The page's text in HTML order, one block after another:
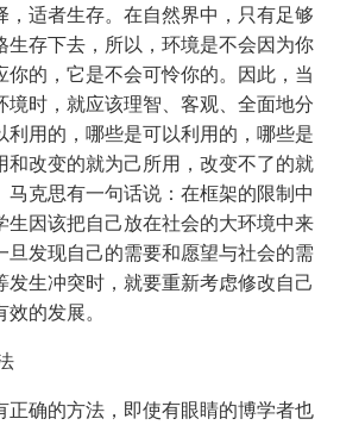
，适者生存。在自然界中，只有足够
生存下去，所以，环境是不会因为你
你的，它是不会可怜你的。因此，当
境时，就应该理智、客观、全面地分
利用的，哪些是可以利用的，哪些是
和改变的就为己所用，改变不了的就
克思有一句话说：在框架的限制中
生因该把自己放在社会的大环境中来
旦发现自己的需要和愿望与社会的需
生冲突时，就要重新考虑修改自己
的发展。
正确的方法，即使有眼睛的博学者也